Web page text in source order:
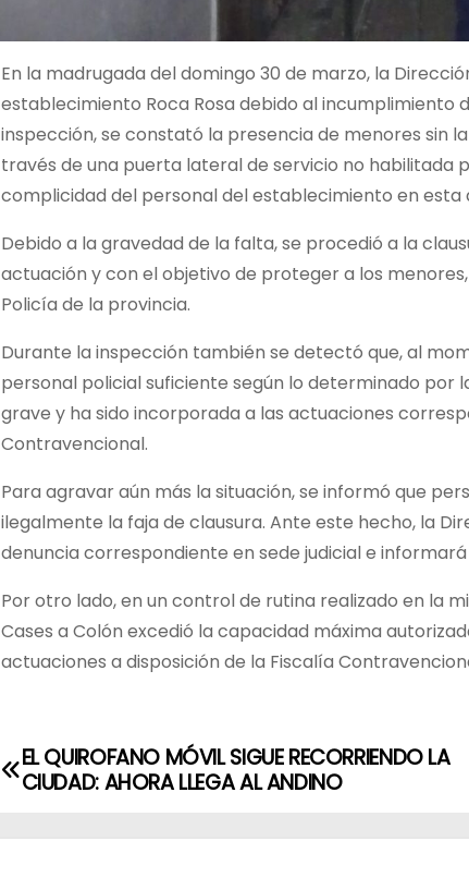
En la madrugada del domingo 30 de marzo, la
establecimiento Roca Rosa debido al incumplimiento
inspección, se constató la presencia de menores sin
través de una puerta lateral de servicio no habilitada
complicidad del personal del establecimiento en esta
Debido a la gravedad de la falta, se procedió a la
actuación y con el objetivo de proteger a los
Policía de la provincia.
Durante la inspección también se detectó que, al
personal policial suficiente según lo determinado
grave y ha sido incorporada a las actuaciones
Contravencional.
Para agravar aún más la situación, se informó que
ilegalmente la faja de clausura. Ante este hecho, la
denuncia correspondiente en sede judicial e
Por otro lado, en un control de rutina realizado en la
Cases a Colón excedió la capacidad máxima
actuaciones a disposición de la Fiscalía
NEL QUIROFANO MÓVIL SIGUE RECORRIENDO LA
CIUDAD: AHORA LLEGA AL ANDINO